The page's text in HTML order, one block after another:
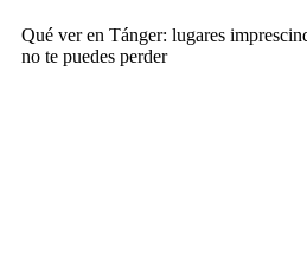
Qué ver en Tánger: lugares
no te puedes perder